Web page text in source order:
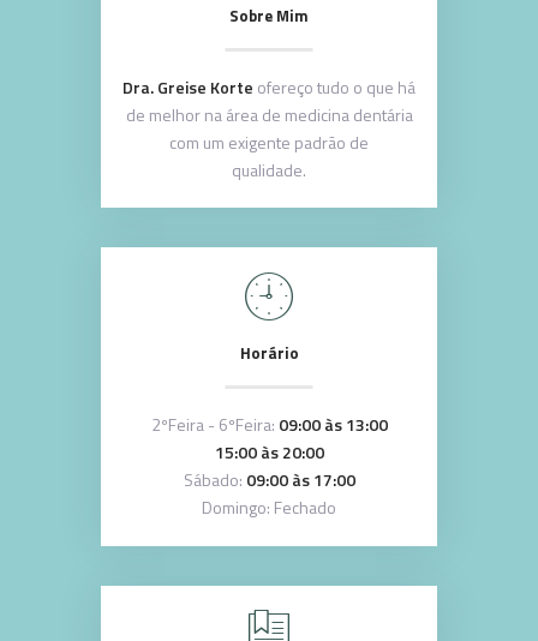
Sobre Mim
Dra. Greise Korte ofereço tudo o que há
de melhor na área de medicina dentária
com um exigente padrão de
qualidade.
Horário
2ºFeira - 6ºFeira: 09:00 às 13:00
15:00 às 20:00
Sábado: 09:00 às 17:00
Domingo: Fechado